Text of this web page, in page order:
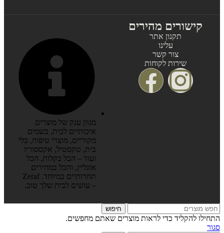
קישורים מהירים
תקנון אתר
עלינו
צור קשר
שירות לקוחות
מגוון ענק של מוצרים
איכותיים לבית, בשמים
מקוריים, מוצרי טיפוח, כלי
בית, טקסטיל, אקססוריז
ועוד – הכל בקלות, הכל
אונליין, והכל במחירים
תחרותיים במיוחד. Zeraf
– עושים לבית שלך טוב.
חיפוש
התחילו להקליד כדי לראות מוצרים שאתם מחפשים.
סגור